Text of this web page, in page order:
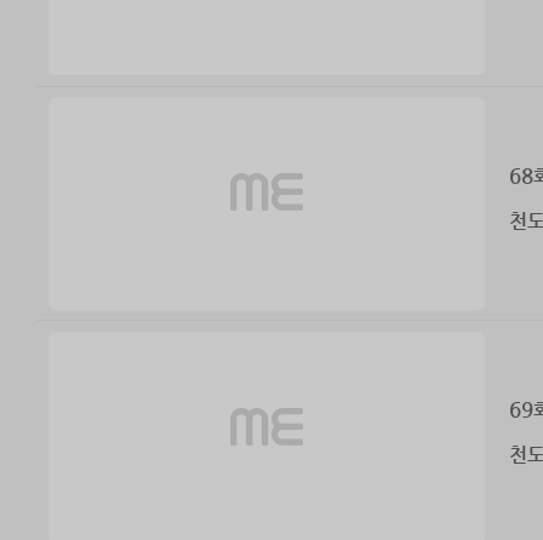
68
천
69
천